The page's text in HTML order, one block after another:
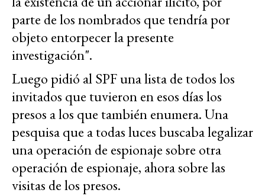
parte de los nombrados que tendría por
objeto entorpecer la presente
investigación".
Luego pidió al SPF una lista de todos los
invitados que tuvieron en esos días los
presos a los que también enumera. Una
pesquisa que a todas luces buscaba legalizar
una operación de espionaje sobre otra
operación de espionaje, ahora sobre las
visitas de los presos.